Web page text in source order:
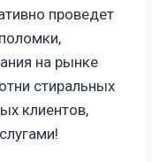
проведет
на рынке
стиральных
клиентов,